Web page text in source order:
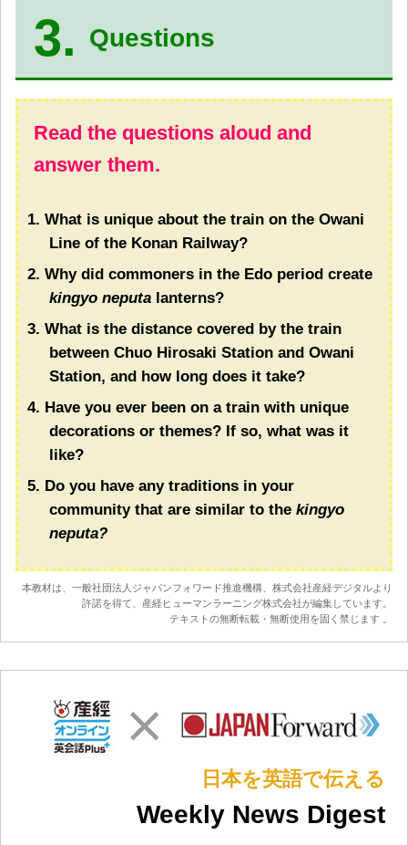
3. Questions
Read the questions aloud and
answer them.
1. What is unique about the train on the Owani
Line of the Konan Railway?
2. Why did commoners in the Edo period create
kingyo neputalanterns?
3. What is the distance covered by the train
between Chuo Hirosaki Station and Owani
Station, and how long does it take?
4. Have you ever been on a train with unique
decorations or themes? If so, what was it
like?
5. Do you have any traditions in your
community that are similar to the kingyo
neputa?
本教材は、一般社団法人ジャパンフォワード推進機構、株式会社産経デジタルより
許諾を得て、産経ヒューマンラーニング株式会社が編集しています。
テキストの無断転載・無断使用を固く禁じます 。
日本を英語で伝える
Weekly News Digest